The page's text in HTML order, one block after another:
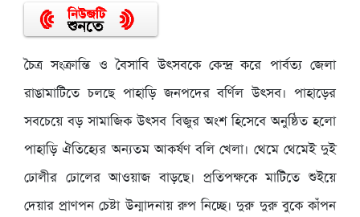
চৈত্র সংক্রান্তি ও বৈসাবি উৎসবকে কেন্দ্র করে পার্বত্য জেলা
রাঙামাটিতে চলছে পাহাড়ি জনপদের বর্ণিল উৎসব। পাহাড়ের
সবচেয়ে বড় সামাজিক উৎসব বিজুর অংশ হিসেবে অনুষ্ঠিত হলো
পাহাড়ি ঐতিহ্যের অন্যতম আকর্ষণ বলি খেলা। থেমে থেমেই দুই
ঢোলীর ঢোলের আওয়াজ বাড়ছে। প্রতিপক্ষকে মাটিতে শুইয়ে
দেয়ার প্রাণপন চেষ্টা উন্মাদনায় রুপ নিচ্ছে। দুরু দুরু বুকে কাঁপন